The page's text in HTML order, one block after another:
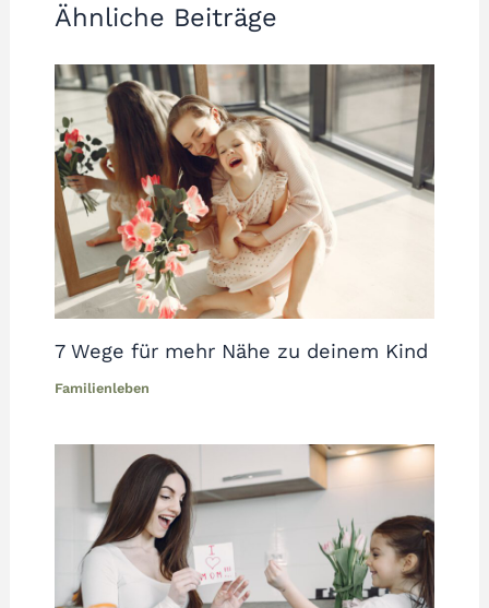
Ähnliche Beiträge
7 Wege für mehr Nähe zu deinem Kind
Familienleben